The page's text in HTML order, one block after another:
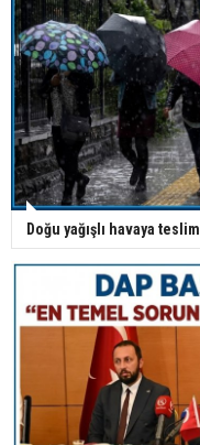
Doğu yağışlı havaya teslim